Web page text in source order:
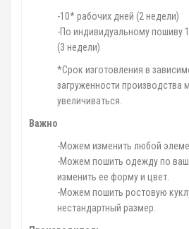
-10* рабочих дней (2 недели)
-По индивидуальному пошиву
(3 недели)
*Срок изготовления в
загруженности производства
увеличиваться.
Важно
-Можем изменить любой
-Можем пошить одежду по
изменить ее форму и цвет.
-Можем пошить ростовую
нестандартный размер.